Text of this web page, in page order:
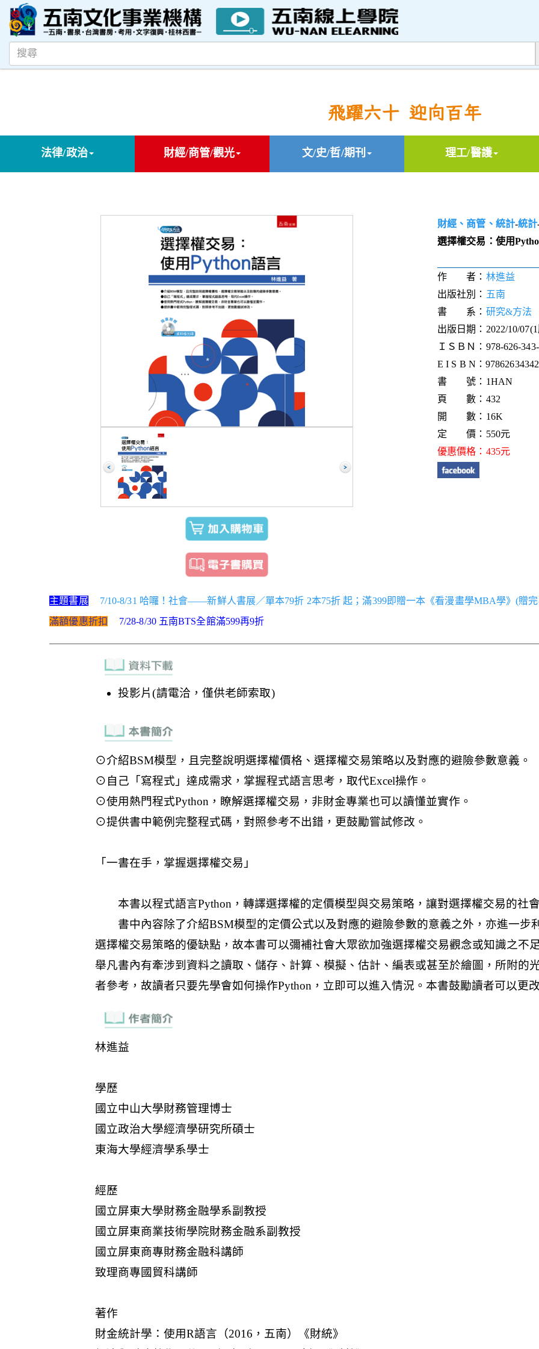
飛躍六十 迎向百年
法律/政治 財經/商管/觀光 文/史/哲/期刊 理工/醫護
財經、商管、統計-統計
選擇權交易：使用
作 者： 林進益
出版社別： 五南
書 系： 研究&方法
出版日期：2022/10/
ＩＳＢＮ：978-626-
E I S B N：
書 號：1HAN
頁 數：432
開 數：16K
定 價：550元
優惠價格：435元
主題書展
7/10-8/31 哈囉！社會——新鮮人書展／單本79折 2本75折 起；滿399即贈一本《看漫畫學MBA學》(贈
滿額優惠折扣
7/28-8/30 五南BTS全館滿599再9折
投影片(請電洽，僅供老師索取)